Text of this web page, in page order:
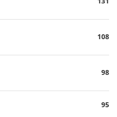
108
98
95